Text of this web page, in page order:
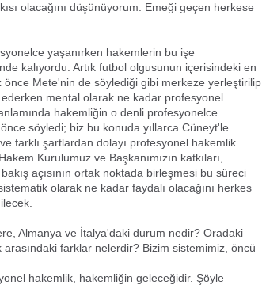
olacağını düşünüyorum. Emeği geçen herkese
yaşanırken hakemlerin bu işe
kalıyordu. Artık futbol olgusunun içerisindeki en
Mete'nin de söylediği gibi merkeze yerleştirilip
mental olarak ne kadar profesyonel
hakemliğin o denli profesyonelce
söyledi; biz bu konuda yıllarca Cüneyt'le
farklı şartlardan dolayı profesyonel hakemlik
Kurulumuz ve Başkanımızın katkıları,
açısının ortak noktada birleşmesi bu süreci
olarak ne kadar faydalı olacağını herkes
Almanya ve İtalya'daki durum nedir? Oradaki
farklar nelerdir? Bizim sistemimiz, öncü
hakemlik, hakemliğin geleceğidir. Şöyle